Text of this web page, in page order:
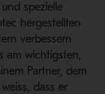
spezielle
hergestellten
verbessern
am wichtigsten,
Partner, dem
dass er